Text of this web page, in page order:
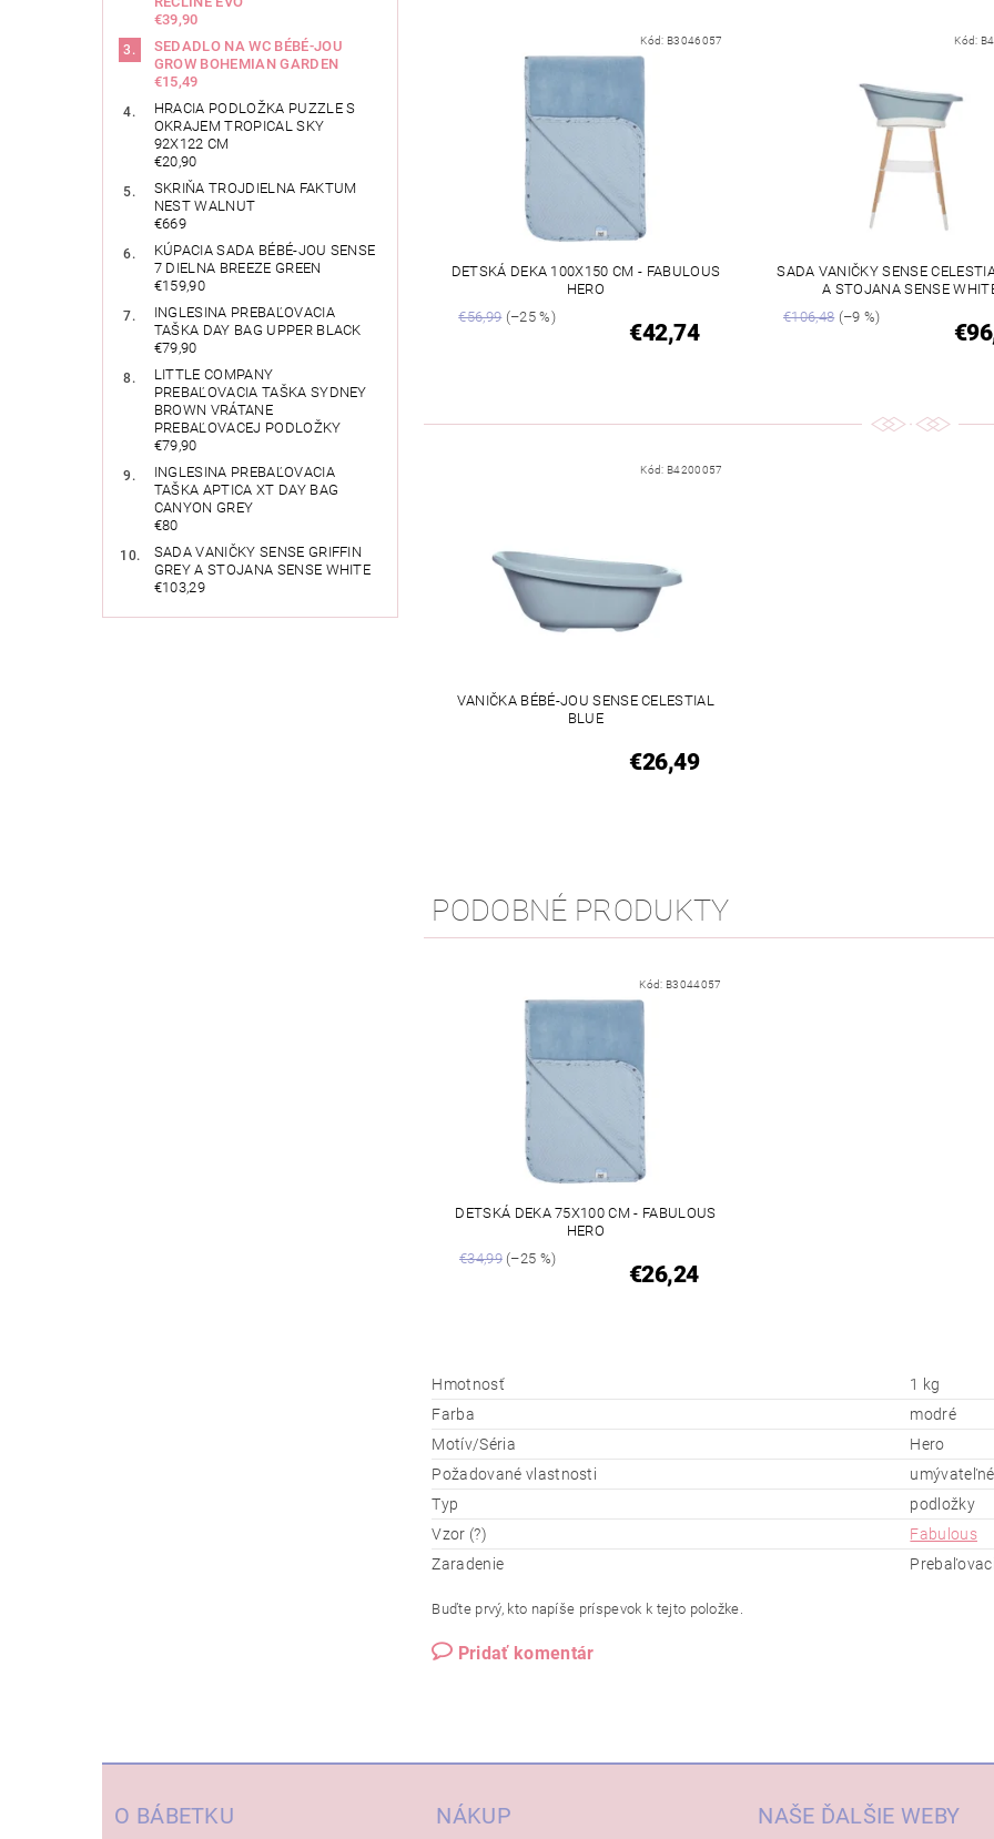
€39,90
SEDADLO NA WC BÉBÉ-JOU
GROW BOHEMIAN GARDEN
€15,49
HRACIA PODLOŽKA PUZZLE S
OKRAJEM TROPICAL SKY
92X122 CM
€20,90
SKRIŇA TROJDIELNA FAKTUM
NEST WALNUT
€669
KÚPACIA SADA BÉBÉ-JOU SENSE
7 DIELNA BREEZE GREEN
€159,90
INGLESINA PREBAĽOVACIA
TAŠKA DAY BAG UPPER BLACK
€79,90
LITTLE COMPANY
PREBAĽOVACIA TAŠKA SYDNEY
BROWN VRÁTANE
PREBAĽOVACEJ PODLOŽKY
€79,90
INGLESINA PREBAĽOVACIA
TAŠKA APTICA XT DAY BAG
CANYON GREY
€80
SADA VANIČKY SENSE GRIFFIN
GREY A STOJANA SENSE WHITE
€103,29
Kód: B3046057
DETSKÁ DEKA 100X150 CM - FABULOUS
HERO
€56,99(–25 %)
€42,74
Kód:
SADA VANIČKY SENSE
A STOJANA SENSE
€106,48(–9 %)
Kód: B4200057
VANIČKA BÉBÉ-JOU SENSE CELESTIAL
BLUE
€26,49
PODOBNÉ PRODUKTY
Kód: B3044057
DETSKÁ DEKA 75X100 CM - FABULOUS
HERO
€34,99(–25 %)
€26,24
Hmotnosť
1 kg
Farba
modré
Motív/Séria
Hero
Požadované vlastnosti
Typ
podložky
Vzor (?)
Fabulous
Zaradenie
Buďte prvý, kto napíše príspevok k tejto položke.
Pridať komentár
O BÁBETKU NÁKUP NAŠE ĎALŠIE WEBY